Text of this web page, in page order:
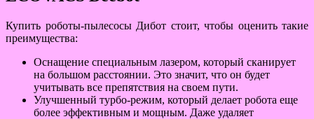
Купить роботы-пылесосы Дибот стоит, чтобы оценить такие
преимущества:
Оснащение специальным лазером, который сканирует
на большом расстоянии. Это значит, что он будет
учитывать все препятствия на своем пути.
Улучшенный турбо-режим, который делает робота еще
более эффективным и мощным. Даже удаляет